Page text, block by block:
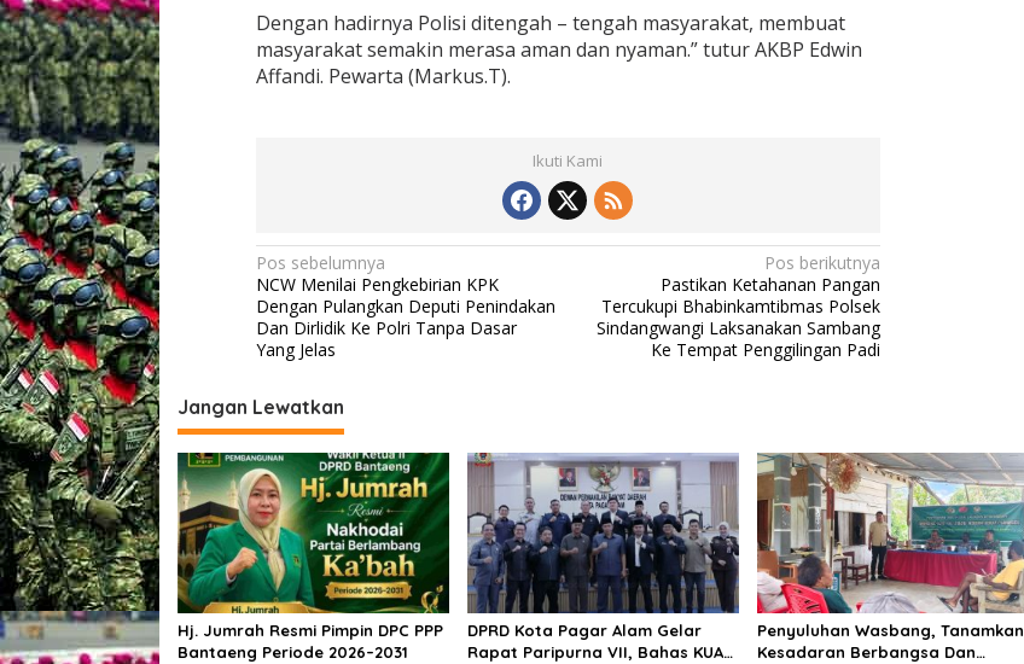
a
h
m
i
o
k
o
h
Dengan hadirnya Polisi ditengah – tengah masyarakat, membuat
masyarakat semakin merasa aman dan nyaman.” tutur AKBP Edwin
Affandi. Pewarta (Markus.T).
Ikuti Kami
N
a
v
i
g
a
s
i
p
o
s
Pos sebelumnya
NCW Menilai Pengkebirian KPK
Dengan Pulangkan Deputi Penindakan
Dan Dirlidik Ke Polri Tanpa Dasar
Yang Jelas
Pos berikutnya
Pastikan Ketahanan Pangan
Tercukupi Bhabinkamtibmas Polsek
Sindangwangi Laksanakan Sambang
Ke Tempat Penggilingan Padi
Jangan Lewatkan
Hj. Jumrah Resmi Pimpin DPC PPP
Bantaeng Periode 2026–2031
DPRD Kota Pagar Alam Gelar
Rapat Paripurna VII, Bahas KUA-
Penyuluhan Wasbang, Tanamkan
Kesadaran Berbangsa Dan